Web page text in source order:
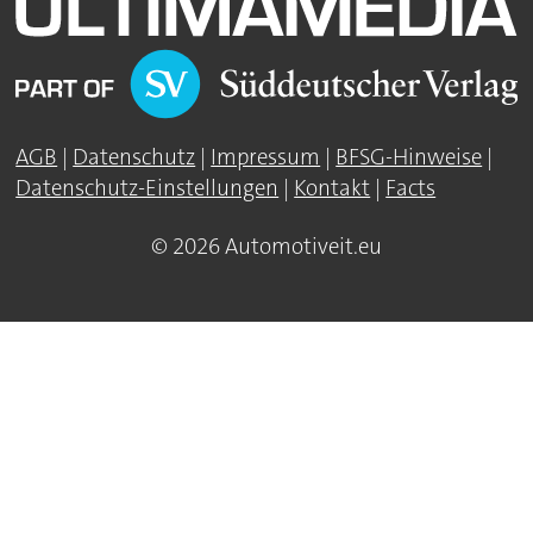
AGB | Datenschutz | Impressum | BFSG-Hinweise |
Datenschutz-Einstellungen | Kontakt | Facts
© 2026 Automotiveit.eu